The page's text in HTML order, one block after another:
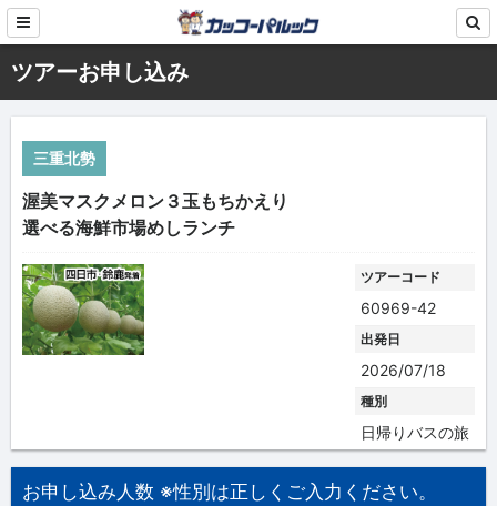
ツアーお申し込み
三重北勢
渥美マスクメロン３玉もちかえり
選べる海鮮市場めしランチ
ツアーコード
60969-42
出発日
2026/07/18
種別
日帰りバスの旅
お申し込み人数 ※性別は正しくご入力ください。